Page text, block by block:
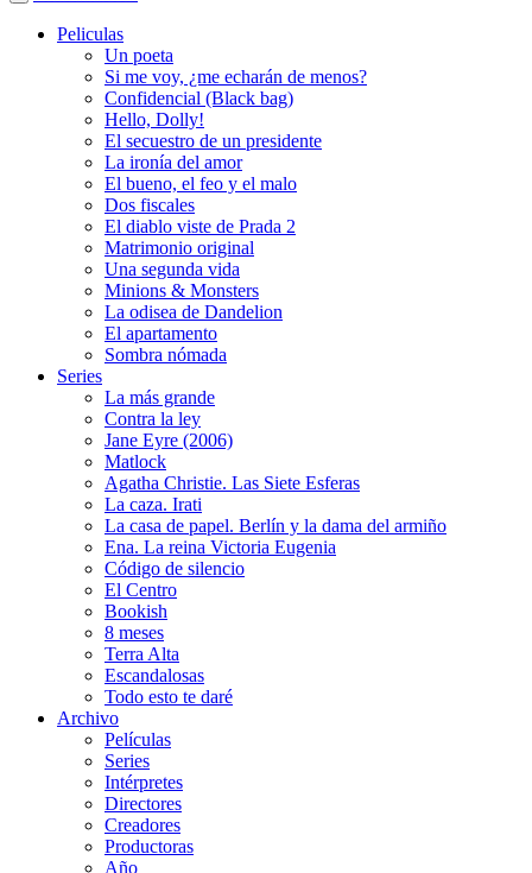
Peliculas
Un poeta
Si me voy, ¿me echarán de menos?
Confidencial (Black bag)
Hello, Dolly!
El secuestro de un presidente
La ironía del amor
El bueno, el feo y el malo
Dos fiscales
El diablo viste de Prada 2
Matrimonio original
Una segunda vida
Minions & Monsters
La odisea de Dandelion
El apartamento
Sombra nómada
Series
La más grande
Contra la ley
Jane Eyre (2006)
Matlock
Agatha Christie. Las Siete Esferas
La caza. Irati
La casa de papel. Berlín y la dama del armiño
Ena. La reina Victoria Eugenia
Código de silencio
El Centro
Bookish
8 meses
Terra Alta
Escandalosas
Todo esto te daré
Archivo
Películas
Series
Intérpretes
Directores
Creadores
Productoras
Año